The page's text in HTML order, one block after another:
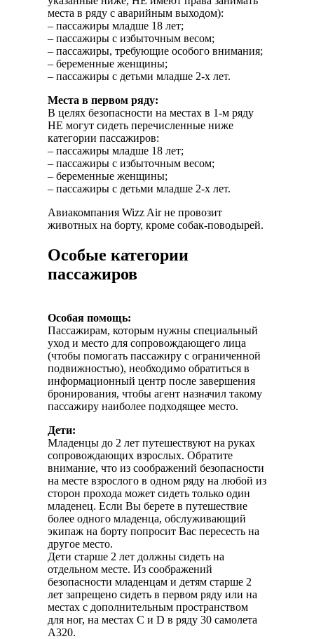
места в ряду с аварийным выходом):
– пассажиры младше 18 лет;
– пассажиры с избыточным весом;
– пассажиры, требующие особого внимания;
– беременные женщины;
– пассажиры с детьми младше 2-х лет.
Места в первом ряду:
В целях безопасности на местах в 1-м ряду
НЕ могут сидеть перечисленные ниже
категории пассажиров:
– пассажиры младше 18 лет;
– пассажиры с избыточным весом;
– беременные женщины;
– пассажиры с детьми младше 2-х лет.
Авиакомпания Wizz Air не провозит
животных на борту, кроме собак-поводырей.
Особые категории
пассажиров
Особая помощь:
Пассажирам, которым нужны специальный
уход и место для сопровождающего лица
(чтобы помогать пассажиру с ограниченной
подвижностью), необходимо обратиться в
информационный центр после завершения
бронирования, чтобы агент назначил такому
пассажиру наиболее подходящее место.
Дети:
Младенцы до 2 лет путешествуют на руках
сопровождающих взрослых. Обратите
внимание, что из соображений безопасности
на месте взрослого в одном ряду на любой из
сторон прохода может сидеть только один
младенец. Если Вы берете в путешествие
более одного младенца, обслуживающий
экипаж на борту попросит Вас пересесть на
другое место.
Дети старше 2 лет должны сидеть на
отдельном месте. Из соображений
безопасности младенцам и детям старше 2
лет запрещено сидеть в первом ряду или на
местах с дополнительным пространством
для ног, на местах C и D в ряду 30 самолета
А320.